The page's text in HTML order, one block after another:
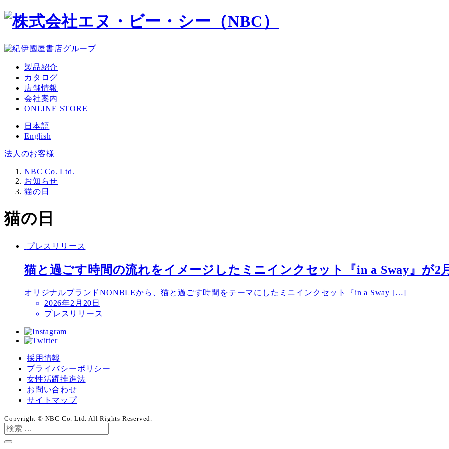
メ
イ
コ
製品紹介
カタログ
店舗情報
会社案内
ONLINE STORE
日本語
English
法人のお客様
NBC Co. Ltd.
お知らせ
猫の日
猫の日
プレスリリース
猫と過ごす時間の流れをイメージしたミニインクセット『in a Sway』が
オリジナルブランドNONBLEから、猫と過ごす時間をテーマにしたミニインクセット『in a Sway […]
投
稿
2026年2月20日
プレスリリース
採用情報
プライバシーポリシー
女性活躍推進法
お問い合わせ
サイトマップ
Copyright © NBC Co. Ltd. All Rights Reserved.
検
索